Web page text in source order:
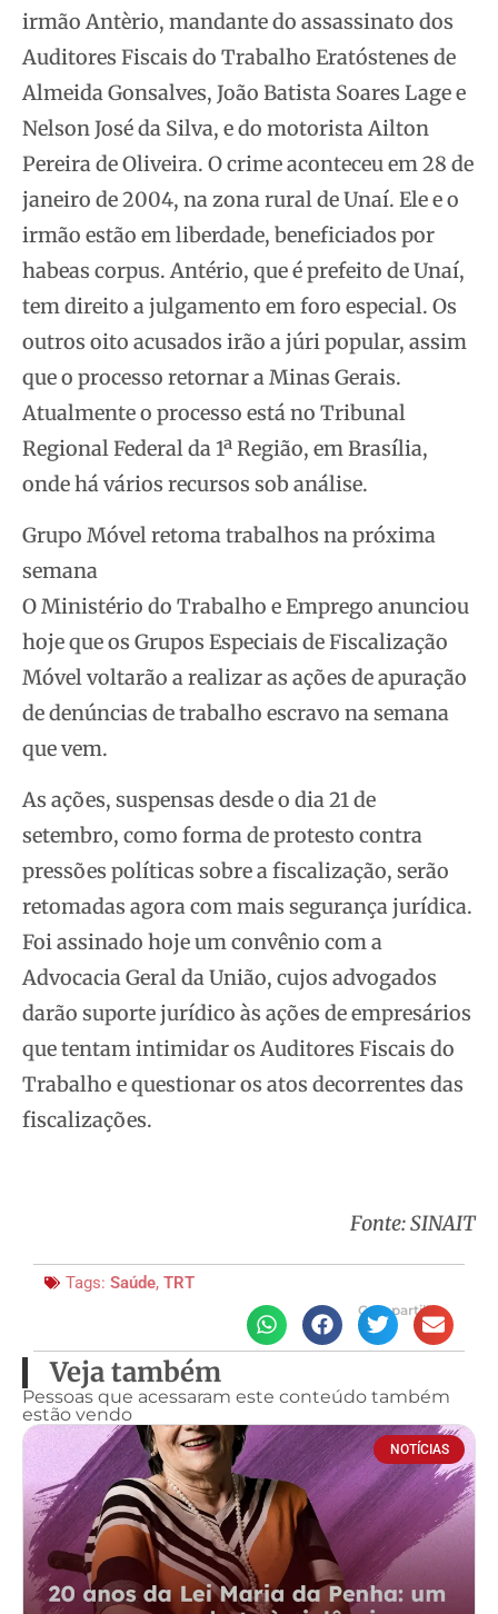
irmão Antèrio, mandante do assassinato dos
Auditores Fiscais do Trabalho Eratóstenes de
Almeida Gonsalves, João Batista Soares Lage e
Nelson José da Silva, e do motorista Ailton
Pereira de Oliveira. O crime aconteceu em 28 de
janeiro de 2004, na zona rural de Unaí. Ele e o
irmão estão em liberdade, beneficiados por
habeas corpus. Antério, que é prefeito de Unaí,
tem direito a julgamento em foro especial. Os
outros oito acusados irão a júri popular, assim
que o processo retornar a Minas Gerais.
Atualmente o processo está no Tribunal
Regional Federal da 1ª Região, em Brasília,
onde há vários recursos sob análise.
Grupo Móvel retoma trabalhos na próxima
semana
O Ministério do Trabalho e Emprego anunciou
hoje que os Grupos Especiais de Fiscalização
Móvel voltarão a realizar as ações de apuração
de denúncias de trabalho escravo na semana
que vem.
As ações, suspensas desde o dia 21 de
setembro, como forma de protesto contra
pressões políticas sobre a fiscalização, serão
retomadas agora com mais segurança jurídica.
Foi assinado hoje um convênio com a
Advocacia Geral da União, cujos advogados
darão suporte jurídico às ações de empresários
que tentam intimidar os Auditores Fiscais do
Trabalho e questionar os atos decorrentes das
fiscalizações.
Fonte: SINAIT
Tags: Saúde, TRT
Compartilhe
Veja também
Pessoas que acessaram este conteúdo também
estão vendo
NOTÍCIAS